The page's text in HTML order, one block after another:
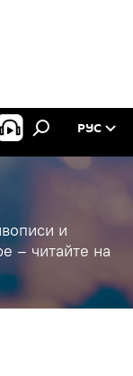
РУС
и
– читайте на